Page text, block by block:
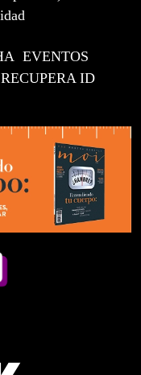
EVENTOS
RECUPERA ID